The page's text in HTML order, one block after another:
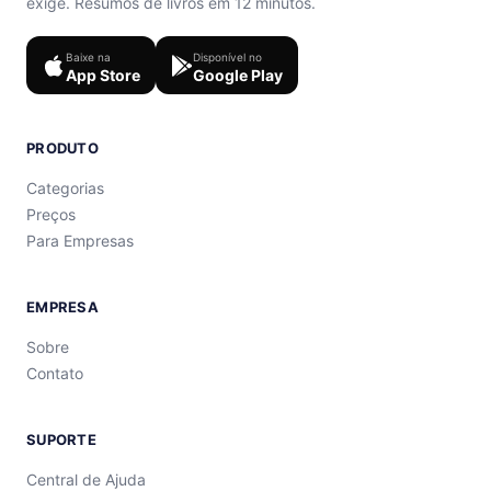
Baixe na
App Store
Disponível no
Google Play
PRODUTO
Categorias
Preços
Para Empresas
EMPRESA
Sobre
Contato
SUPORTE
Central de Ajuda